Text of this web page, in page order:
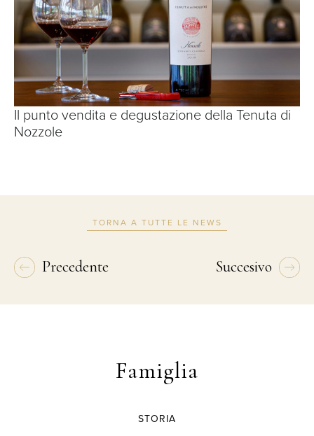
Il punto vendita e degustazione della Tenuta di
Nozzole
TORNA A TUTTE LE NEWS
Precedente Succesivo
Famiglia
STORIA